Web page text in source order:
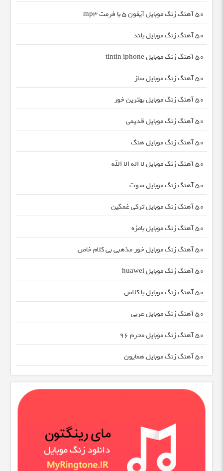
50 آهنگ زنگ موبایل آیفون 5 با فرمت mp3
50 آهنگ زنگ موبایل بلند
50 آهنگ زنگ موبایل tintin iphone
50 آهنگ زنگ موبایل ساز
50 آهنگ زنگ موبایل بهترین خور
50 آهنگ زنگ موبایل قدیمی
50 آهنگ زنگ موبایل هنگ
50 آهنگ زنگ موبایل لا اله الا الله
50 آهنگ زنگ موبایل سوت
50 آهنگ زنگ موبایل ترکی غمگین
50 آهنگ زنگ موبایل بامزه
50 آهنگ زنگ موبایل خور مذهبی بی کلام خاص
50 آهنگ زنگ موبایل huawei
50 آهنگ زنگ موبایل با کلاس
50 آهنگ زنگ موبایل عربی
50 آهنگ زنگ موبایل محرم ۹۶
50 آهنگ زنگ موبایل همایون